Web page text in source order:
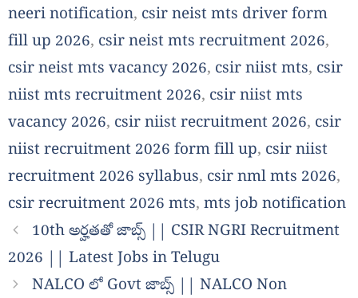
neeri notification, csir neist mts driver form
fill up 2026, csir neist mts recruitment 2026,
csir neist mts vacancy 2026, csir niist mts, csir
niist mts recruitment 2026, csir niist mts
vacancy 2026, csir niist recruitment 2026, csir
niist recruitment 2026 form fill up, csir niist
recruitment 2026 syllabus, csir nml mts 2026,
csir recruitment 2026 mts, mts job notification
10th అర్హతతో జాబ్స్ || CSIR NGRI Recruitment
2026 || Latest Jobs in Telugu
NALCO లో Govt జాబ్స్ || NALCO Non